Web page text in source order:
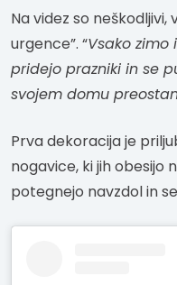
Na videz so
urgence”. “Vsako
pridejo prazniki in se
svojem domu
Prva dekoracija je
nogavice, ki jih
potegnejo navzdol in